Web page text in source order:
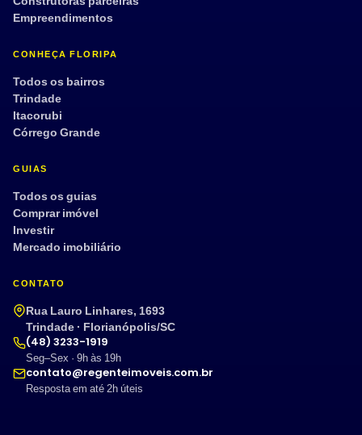
Empreendimentos
CONHEÇA FLORIPA
Todos os bairros
Trindade
Itacorubi
Córrego Grande
GUIAS
Todos os guias
Comprar imóvel
Investir
Mercado imobiliário
CONTATO
Rua Lauro Linhares, 1693
Trindade · Florianópolis/SC
(48) 3233-1919
Seg–Sex · 9h às 19h
contato@regenteimoveis.com.br
Resposta em até 2h úteis